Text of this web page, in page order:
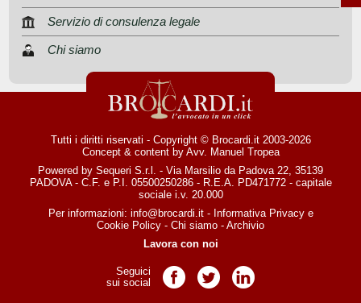
Servizio di consulenza legale
Chi siamo
Tutti i diritti riservati - Copyright © Brocardi.it 2003-2026
Concept & content by Avv. Manuel Tropea
Powered by Sequeri S.r.l. - Via Marsilio da Padova 22, 35139
PADOVA - C.F. e P.I. 05500250286 - R.E.A. PD471772 - capitale
sociale i.v. 20.000
Per informazioni: info@brocardi.it- Informativa Privacye
Cookie Policy - Chi siamo - Archivio
Lavora con noi
Seguici
sui social
Pagina Facebook
Pagina TwitterPagina LinkedIn